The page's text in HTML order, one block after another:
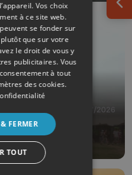
02/07/2026
l'ambiance
!
Vos choix
à ce site web.
se fonder sur
que sur votre
le droit de vous y
publicitaires. Vous
à tout
des cookies.
FERMER
TOUT